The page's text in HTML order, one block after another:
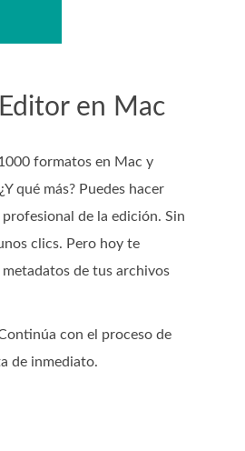
en Mac
formatos en Mac y
qué más? Puedes hacer
de la edición. Sin
clics. Pero hoy te
de tus archivos
con el proceso de
de inmediato.